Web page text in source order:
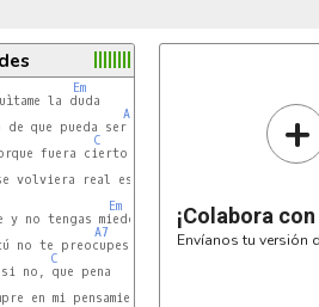
Em
la duda
A7
de que pueda ser no es una tonterìa
C
fuera cierto
volviera real es lo que yo quería
Em
y no tengas miedo
A7
no te preocupes ya no habrá remedio
C
no, que pena
en mi pensamiento hasta que me muera
+
¡Colabora
Envíanos tu versión